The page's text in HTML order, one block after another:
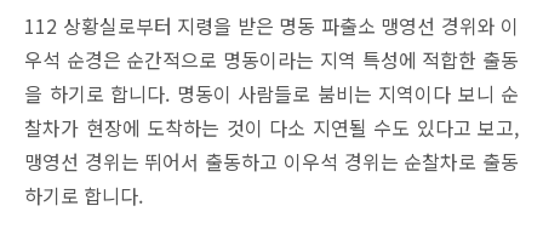
112 상황실로부터 지령을 받은 명동 파출소 맹영선 경위와 이
우석 순경은 순간적으로 명동이라는 지역 특성에 적합한 출동
을 하기로 합니다. 명동이 사람들로 붐비는 지역이다 보니 순
찰차가 현장에 도착하는 것이 다소 지연될 수도 있다고 보고,
맹영선 경위는 뛰어서 출동하고 이우석 경위는 순찰차로 출동
하기로 합니다.